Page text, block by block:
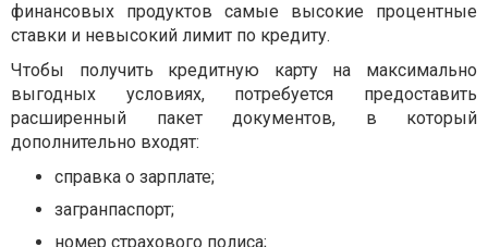
финансовых продуктов самые высокие процентные
ставки и невысокий лимит по кредиту.
Чтобы получить кредитную карту на максимально
выгодных условиях, потребуется предоставить
расширенный пакет документов, в который
дополнительно входят:
справка о зарплате;
загранпаспорт;
номер страхового полиса;